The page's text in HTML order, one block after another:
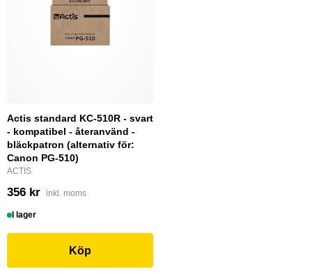
Actis standard KC-510R - svart
- kompatibel - återanvänd -
bläckpatron (alternativ för:
Canon PG-510)
ACTIS
356 kr inkl. moms
I lager
Köp